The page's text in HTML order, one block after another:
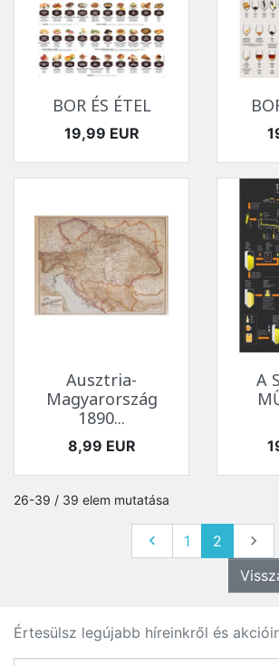
BOR ÉS ÉTEL
Ár
19,99 EUR
Ausztria-
Magyarország
1890...
Ár
8,99 EUR
A
26-39 / 39 elem mutatása
Előző
 1 2

Értesülsz legújabb híreinkről és